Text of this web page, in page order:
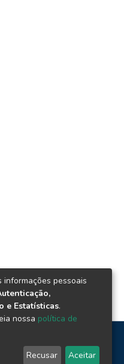
informações pessoais
e Estatísticas.
nossa política de
Recusar Aceitar